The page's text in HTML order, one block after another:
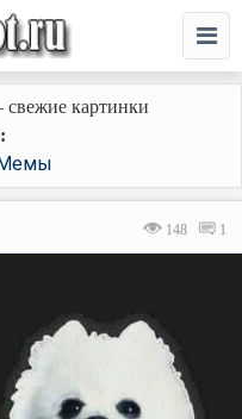
картинки
148 1